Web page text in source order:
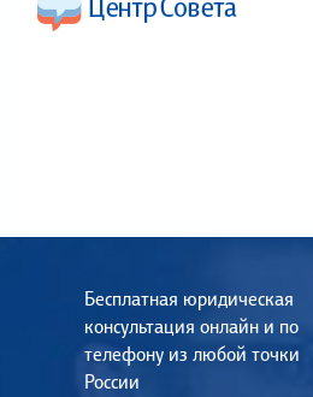
Бесплатная юридическая
консультация онлайн и по
телефону из любой точки
России